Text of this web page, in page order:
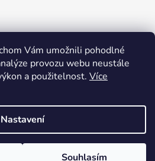
Vám umožnili pohodlné
provozu webu neustále
a použitelnost. Více
Nastavení
Souhlasím
NANUK